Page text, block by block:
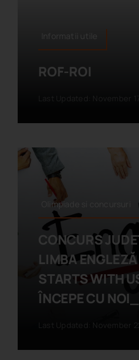
ROF-ROI
Olimpiade si concursuri
CONCURS
LIMBA
STARTS WITH
ÎNCEPE CU
Last Updated: November